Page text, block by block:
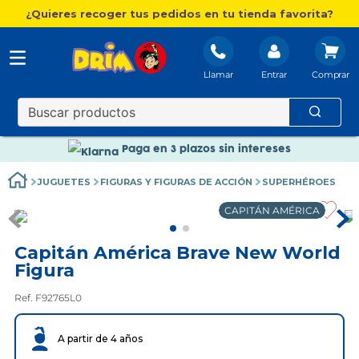
¿Quieres recoger tus pedidos en tu tienda favorita?
Llamar Entrar
Nuevo catálogo Aire Libre
Envío gratis. A partir de 60€(excepto Baleares)
Paga en 3 plazos sin intereses
Paga en 3 plazos sin intereses
JUGUETES FIGURAS Y FIGURAS DE ACCIÓN SUPERHÉROES
CAPITÁN AMÉRICA
Capitán América Brave New World
Figura
Ref. F92765L0
A partir de 4 años